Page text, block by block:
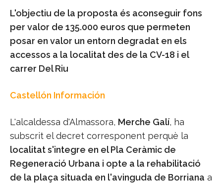
L'objectiu de la proposta és aconseguir fons
per valor de 135.000 euros que permeten
posar en valor un entorn degradat en els
accessos a la localitat des de la CV-18 i el
carrer Del Riu
Castellón Información
L'alcaldessa d'Almassora, Merche Galí, ha
subscrit el decret corresponent perquè la
localitat s'integre en el Pla Ceràmic de
Regeneració Urbana i opte a la rehabilitació
de la plaça situada en l'avinguda de Borriana a